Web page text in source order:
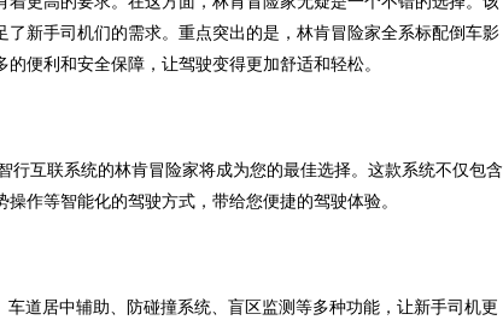
新手司机们的需求。重点突出的是，林肯冒险家全系标配倒车影
便利和安全保障，让驾驶变得更加舒适和轻松。
行互联系统的林肯冒险家将成为您的最佳选择。这款系统不仅包含
作等智能化的驾驶方式，带给您便捷的驾驶体验。
道居中辅助、防碰撞系统、盲区监测等多种功能，让新手司机更